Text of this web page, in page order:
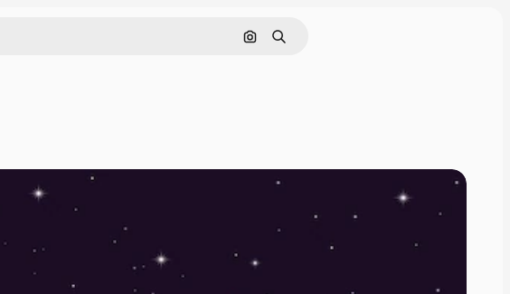
画像で検索
検索